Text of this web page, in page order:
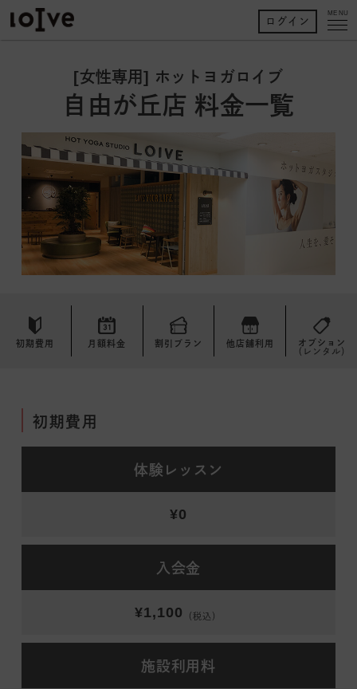
MENU
ログイン
[女性専用] ホットヨガロイブ
自由が丘店 料金一覧
初期費用 月額料金 割引プラン 他店舗利用
オプション
（レンタル）
初期費用
体験レッスン
¥0
入会金
¥1,100 （税込）
施設利用料